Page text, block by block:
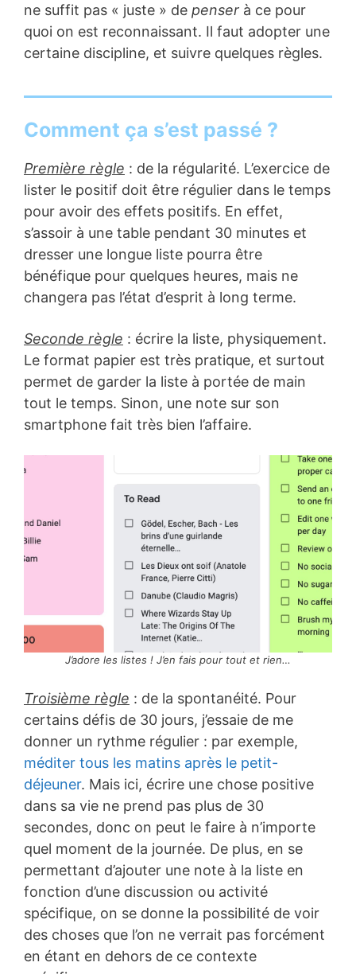
ne suffit pas « juste » de penser à ce pour
quoi on est reconnaissant. Il faut adopter une
certaine discipline, et suivre quelques règles.
Comment ça s’est passé ?
Première règle : de la régularité. L’exercice de
lister le positif doit être régulier dans le temps
pour avoir des effets positifs. En effet,
s’assoir à une table pendant 30 minutes et
dresser une longue liste pourra être
bénéfique pour quelques heures, mais ne
changera pas l’état d’esprit à long terme.
Seconde règle : écrire la liste, physiquement.
Le format papier est très pratique, et surtout
permet de garder la liste à portée de main
tout le temps. Sinon, une note sur son
smartphone fait très bien l’affaire.
J’adore les listes ! J’en fais pour tout et rien…
Troisième règle : de la spontanéité. Pour
certains défis de 30 jours, j’essaie de me
donner un rythme régulier : par exemple,
méditer tous les matins après le petit-
déjeuner. Mais ici, écrire une chose positive
dans sa vie ne prend pas plus de 30
secondes, donc on peut le faire à n’importe
quel moment de la journée. De plus, en se
permettant d’ajouter une note à la liste en
fonction d’une discussion ou activité
spécifique, on se donne la possibilité de voir
des choses que l’on ne verrait pas forcément
en étant en dehors de ce contexte